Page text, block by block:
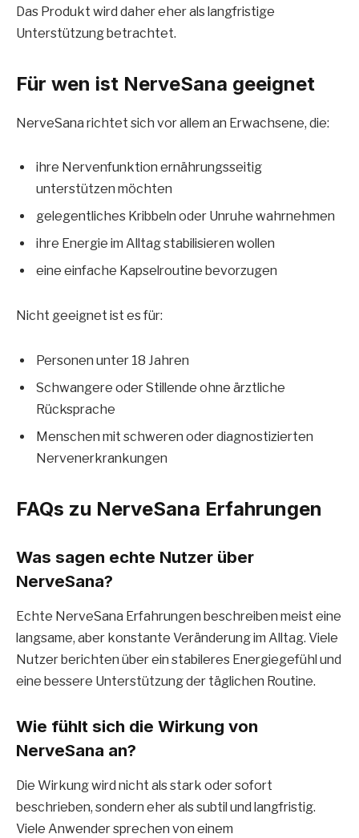
Das Produkt wird daher eher als langfristige
Unterstützung betrachtet.
Für wen ist NerveSana geeignet
NerveSana richtet sich vor allem an Erwachsene, die:
ihre Nervenfunktion ernährungsseitig
unterstützen möchten
gelegentliches Kribbeln oder Unruhe wahrnehmen
ihre Energie im Alltag stabilisieren wollen
eine einfache Kapselroutine bevorzugen
Nicht geeignet ist es für:
Personen unter 18 Jahren
Schwangere oder Stillende ohne ärztliche
Rücksprache
Menschen mit schweren oder diagnostizierten
Nervenerkrankungen
FAQs zu NerveSana Erfahrungen
Was sagen echte Nutzer über
NerveSana?
Echte NerveSana Erfahrungen beschreiben meist eine
langsame, aber konstante Veränderung im Alltag. Viele
Nutzer berichten über ein stabileres Energiegefühl und
eine bessere Unterstützung der täglichen Routine.
Wie fühlt sich die Wirkung von
NerveSana an?
Die Wirkung wird nicht als stark oder sofort
beschrieben, sondern eher als subtil und langfristig.
Viele Anwender sprechen von einem